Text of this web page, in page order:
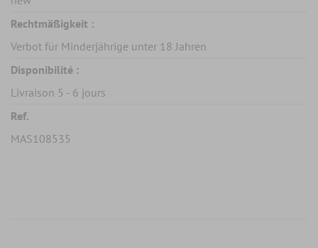
Rechtmäßigkeit :
Verbot für Minderjährige unter 18 Jahren
Disponibilité :
Livraison 5 - 6 jours
Ref.
MAS108535